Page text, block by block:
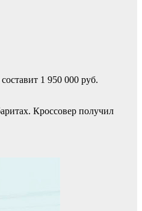
1 950 000 руб.
Кроссовер получил